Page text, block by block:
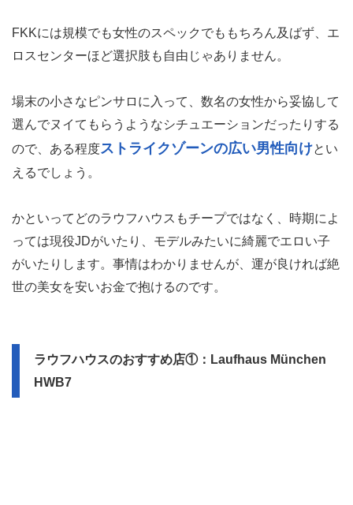
FKKには規模でも女性のスペックでももちろん及ばず、エ
ロスセンターほど選択肢も自由じゃありません。
場末の小さなピンサロに入って、数名の女性から妥協して
選んでヌイてもらうようなシチュエーションだったりする
ので、ある程度ストライクゾーンの広い男性向けとい
えるでしょう。
かといってどのラウフハウスもチープではなく、時期によ
っては現役JDがいたり、モデルみたいに綺麗でエロい子
がいたりします。事情はわかりませんが、運が良ければ絶
世の美女を安いお金で抱けるのです。
ラウフハウスのおすすめ店①：Laufhaus München
HWB7